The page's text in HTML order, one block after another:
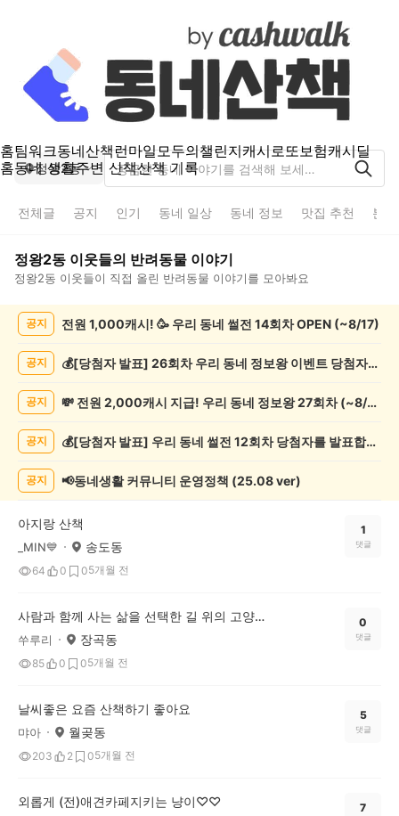
홈팀워크동네산책런마일모두의챌린지캐시로또보험캐시딜
홈동네 생활주변 산책산책 기록
정왕2동
전체글 공지 인기 동네 일상 동네 정보 맛집 추천 분
정왕2동 이웃들의 반려동물 이야기
정왕2동 이웃들이 직접 올린 반려동물 이야기를 모아봐요
목
공지 전원 1,000캐시! 🥳 우리 동네 썰전 14회차 OPEN (~8/17)
공지 💰[당첨자 발표] 26회차 우리 동네 정보왕 이벤트 당첨자를 발표합니다!
공지 💸 전원 2,000캐시 지급! 우리 동네 정보왕 27회차 (~8/10)
공지 💰[당첨자 발표] 우리 동네 썰전 12회차 당첨자를 발표합니다!
공지 📢동네생활 커뮤니티 운영정책 (25.08 ver)
아지랑 산책
_MIN💙 송도동
64 0 05개월 전
1
댓글
사람과 함께 사는 삶을 선택한 길 위의 고양이들
쑤루리 장곡동
85 0 05개월 전
0
댓글
날씨좋은 요즘 산책하기 좋아요
먀아 월곶동
203 2 05개월 전
5
댓글
외롭게 (전)애견카페지키는 냥이♡♡ 7